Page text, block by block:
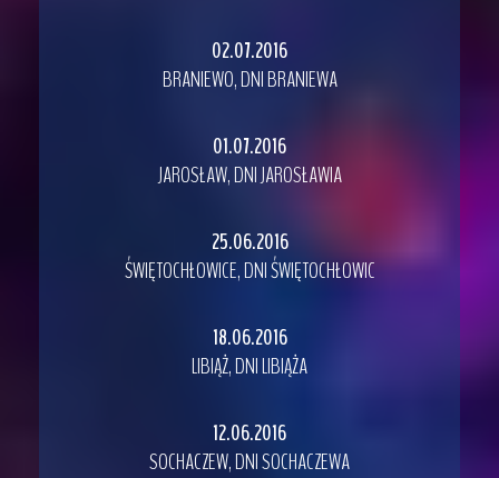
02.07.2016
BRANIEWO, DNI BRANIEWA
01.07.2016
JAROSŁAW, DNI JAROSŁAWIA
25.06.2016
ŚWIĘTOCHŁOWICE, DNI ŚWIĘTOCHŁOWIC
18.06.2016
LIBIĄŻ, DNI LIBIĄŻA
12.06.2016
SOCHACZEW, DNI SOCHACZEWA